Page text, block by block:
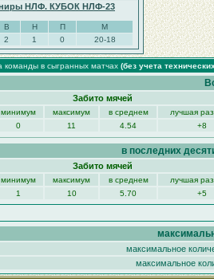
НЛФ. КУБОК НЛФ-23
В Н П
М
2 1 0 20-18
команды в сыгранных матчах (без учета
Забито мячей
минимум максимум в среднем
лучшая
0 11 4.54 +8
в последних
Забито мячей
минимум максимум в среднем
лучшая
1 10 5.70 +5
максимальное
максимальное